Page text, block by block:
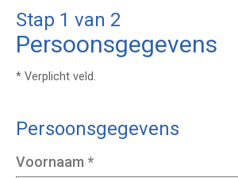
Stap 1 van 2
Persoonsgegevens
* Verplicht veld.
Persoonsgegevens
Voornaam *